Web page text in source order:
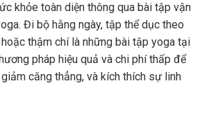
khỏe toàn diện thông qua bài tập vận
Đi bộ hằng ngày, tập thể dục theo
thậm chí là những bài tập yoga tại
pháp hiệu quả và chi phí thấp để
căng thẳng, và kích thích sự linh